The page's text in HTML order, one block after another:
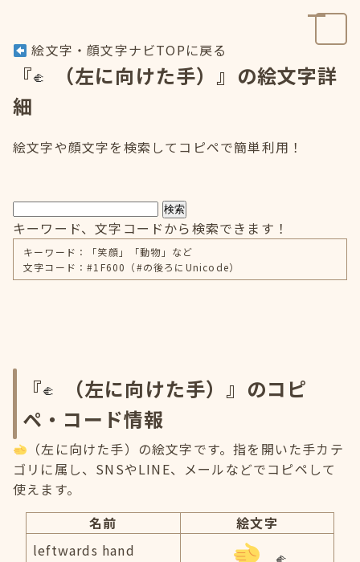
絵文字・顔文字ナビTOPに戻る
『
（左に向けた手）』の絵文字詳
細
絵文字や顔文字を検索してコピペで簡単利用！
検索
キーワード、文字コードから検索できます！
キーワード：「笑顔」「動物」など
文字コード：#1F600（#の後ろにUnicode）
『
（左に向けた手）』のコピ
ペ・コード情報
（左に向けた手）の絵文字です。指を開いた手カテ
ゴリに属し、SNSやLINE、メールなどでコピペして
使えます。
名前
絵文字
leftwards hand